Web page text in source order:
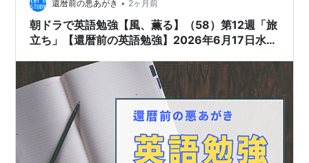
還暦前の悪あがき • 2ヶ月前
朝ドラで英語勉強【風、薫る】（58）第12週「旅
立ち」【還暦前の英語勉強】2026年6月17日水曜